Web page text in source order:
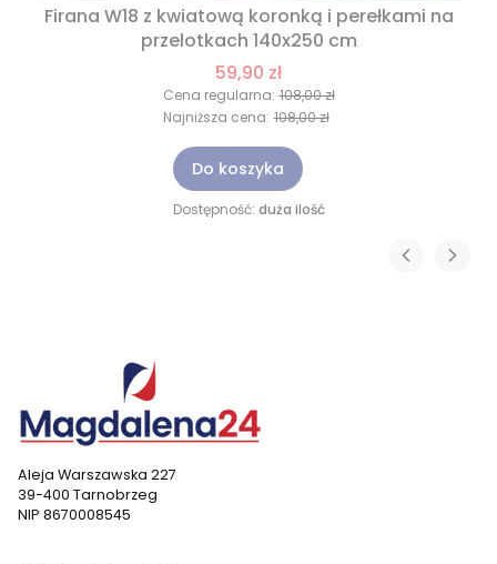
Firana W18 z kwiatową koronką i perełkami na
przelotkach 140x250 cm
59,90 zł
Cena regularna: 108,00 zł
Najniższa cena: 108,00 zł
Do koszyka
Dostępność: duża ilość
Aleja Warszawska 227
39-400 Tarnobrzeg
NIP 8670008545